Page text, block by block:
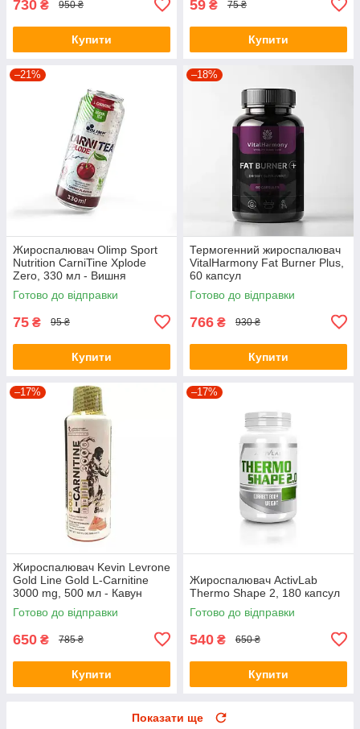
730 ₴ 950 ₴
Купити
59 ₴ 75 ₴
Купити
–21%
Жироспалювач Olimp Sport
Nutrition CarniTine Xplode
Zero, 330 мл - Вишня
Готово до відправки
75 ₴ 95 ₴
Купити
–18%
Термогенний жироспалювач
VitalHarmony Fat Burner Plus,
60 капсул
Готово до відправки
766 ₴ 930 ₴
Купити
–17%
Жироспалювач Kevin Levrone
Gold Line Gold L-Carnitine
3000 mg, 500 мл - Кавун
Готово до відправки
650 ₴ 785 ₴
Купити
–17%
Жироспалювач ActivLab
Thermo Shape 2, 180 капсул
Готово до відправки
540 ₴ 650 ₴
Купити
Показати ще